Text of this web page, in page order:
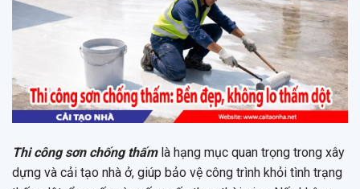
Thi công sơn chống thấmlà hạng mục quan trọng trong xây
dựng và cải tạo nhà ở, giúp bảo vệ công trình khỏi tình trạng